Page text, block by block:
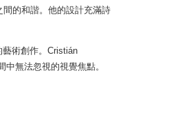
的和諧。他的設計充滿詩
術創作。Cristián
無法忽視的視覺焦點。